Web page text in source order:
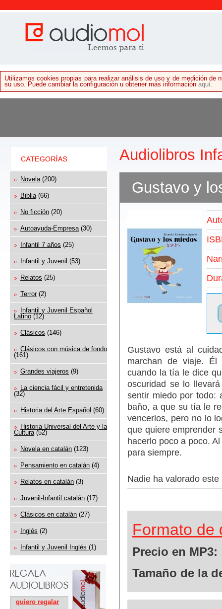
Utilizamos cookies propias para realizar análisis de uso y de medición de
su uso. Puede cambiar la configuración u obtener más información aquí.
Novela (200)
Biblia (66)
No ficción (20)
Autoayuda-Empresa (30)
Infantil 7 años (25)
Infantil y Juvenil (53)
Relatos (25)
Terror (2)
Infantil y Juvenil Español
Latino(12)
Clásicos (146)
Clásicos con música de fondo
(161)
Grandes viajeros (9)
La ciencia fácil y entretenida
(32)
Historia del Arte Español (60)
Historia Universal del Arte y la
Cultura(52)
Novela en catalán (123)
Pensamiento en catalán (4)
Relatos en catalán (3)
Juvenil-Infantil catalán (17)
Clásicos en catalán (27)
Inglés (2)
Infantil y Juvenil Inglés (1)
quiero regalar
Audiolibros
Gustavo y
Gustavo está al
marchan de viaje. Él
cuando la tía le dice
oscuridad se lo
sentir miedo por todo:
baño, a que su tía le
vencerlos, pero no lo
que quiere emprender
hacerlo poco a poco.
para siempre.
Nadie ha valorado
Formato de
Precio en MP3:
Tamaño de la